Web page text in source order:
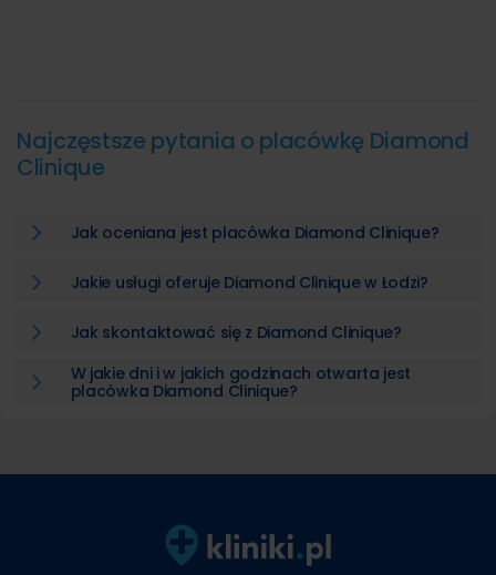
Najczęstsze pytania o placówkę Diamond
Clinique
Jak oceniana jest placówka Diamond Clinique?
Jakie usługi oferuje Diamond Clinique w Łodzi?
Jak skontaktować się z Diamond Clinique?
W jakie dni i w jakich godzinach otwarta jest
placówka Diamond Clinique?